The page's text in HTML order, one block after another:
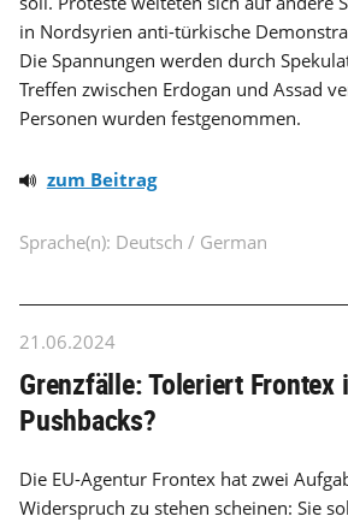
in Nordsyrien anti-türkische
Die Spannungen werden durch
Treffen zwischen Erdogan und Assad
Personen wurden festgenommen.
zum Beitrag
Sprache(n): Deutsch / German
21.06.2024
Grenzfälle: Toleriert Frontex
Pushbacks?
Die EU-Agentur Frontex hat zwei
Widerspruch zu stehen scheinen: Sie